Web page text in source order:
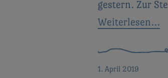
gestern. Zur
Weiterlesen…
1. April 2019